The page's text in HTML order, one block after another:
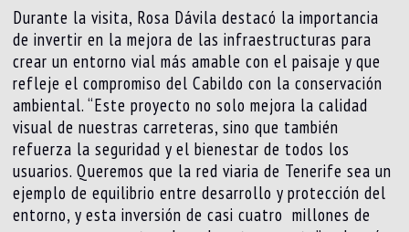
Durante la visita, Rosa Dávila destacó la importancia
de invertir en la mejora de las infraestructuras para
crear un entorno vial más amable con el paisaje y que
refleje el compromiso del Cabildo con la conservación
ambiental. “Este proyecto no solo mejora la calidad
visual de nuestras carreteras, sino que también
refuerza la seguridad y el bienestar de todos los
usuarios. Queremos que la red viaria de Tenerife sea un
ejemplo de equilibrio entre desarrollo y protección del
entorno, y esta inversión de casi cuatro millones de